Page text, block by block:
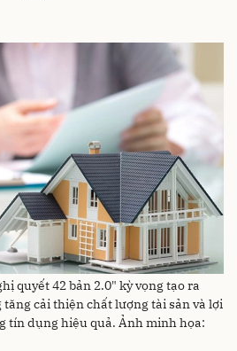
quyết 42 bản 2.0" kỳ vọng tạo ra
cải thiện chất lượng tài sản và lợi
tín dụng hiệu quả. Ảnh minh họa: